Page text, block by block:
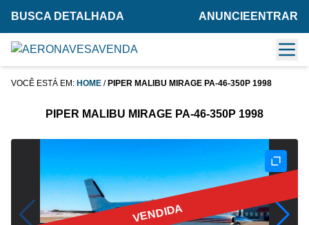
BUSCA DETALHADA ANUNCIE ENTRAR
VOCÊ ESTÁ EM: HOME / PIPER MALIBU MIRAGE PA-46-350P 1998
PIPER MALIBU MIRAGE PA-46-350P 1998
VENDIDA